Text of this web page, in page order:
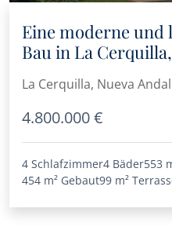
Eine moderne
Bau in La
La Cerquilla, Nueva
4.800.000 €
4 Schlafzimmer4 Bäder553
454 m² Gebaut99 m²